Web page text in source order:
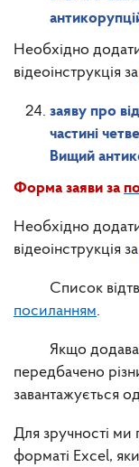
Необхідно
відеоінструкція за
заяву про
частині
Вищий
Форма заяви за
Необхідно
відеоінструкція за
Список
посиланням.
Якщо
передбачено
завантажується
Для зручності ми
форматі Excel,